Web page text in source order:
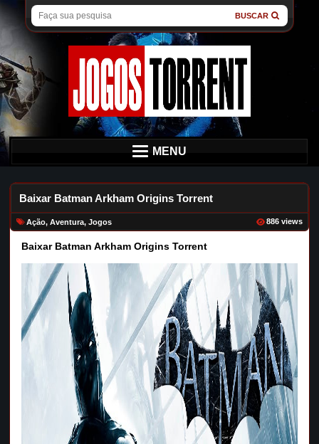
BUSCAR
MENU
Baixar Batman Arkham Origins Torrent
Ação,Aventura,Jogos 886 views
Baixar Batman Arkham Origins Torrent